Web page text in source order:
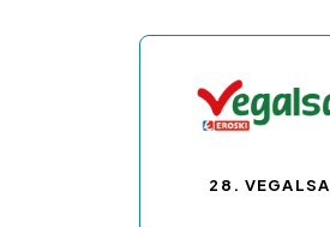
28. VEGALSA